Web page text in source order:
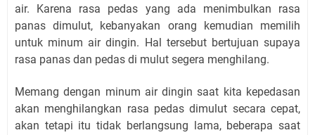
air. Karena rasa pedas yang ada menimbulkan rasa
panas dimulut, kebanyakan orang kemudian memilih
untuk minum air dingin. Hal tersebut bertujuan supaya
rasa panas dan pedas di mulut segera menghilang.
Memang dengan minum air dingin saat kita kepedasan
akan menghilangkan rasa pedas dimulut secara cepat,
akan tetapi itu tidak berlangsung lama, beberapa saat